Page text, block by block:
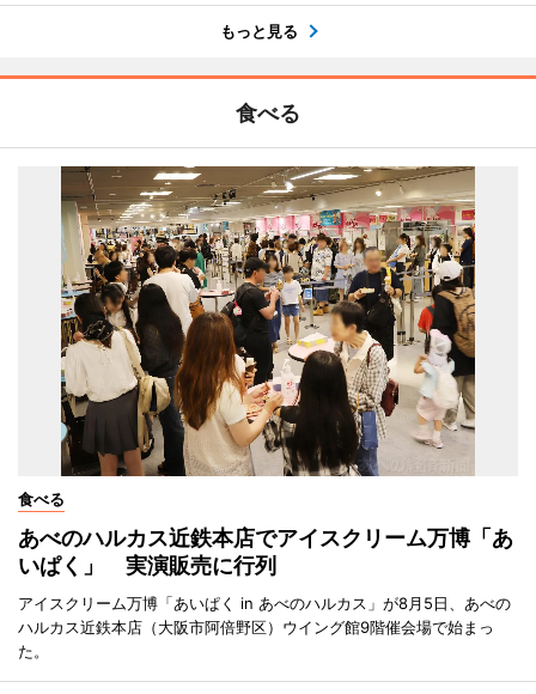
もっと見る
食べる
食べる
あべのハルカス近鉄本店でアイスクリーム万博「あ
いぱく」 実演販売に行列
アイスクリーム万博「あいぱく in あべのハルカス」が8月5日、あべの
ハルカス近鉄本店（大阪市阿倍野区）ウイング館9階催会場で始まっ
た。